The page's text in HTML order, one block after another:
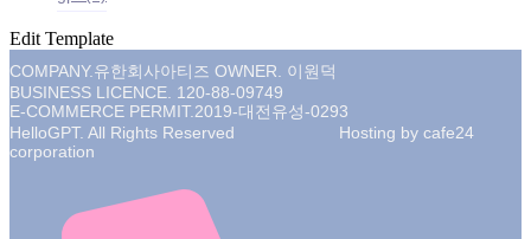
Edit Template
COMPANY.유한회사아티즈 OWNER. 이원덕
BUSINESS LICENCE. 120-88-09749
E-COMMERCE PERMIT.2019-대전유성-0293
HelloGPT. All Rights Reserved Hosting by cafe24
corporation